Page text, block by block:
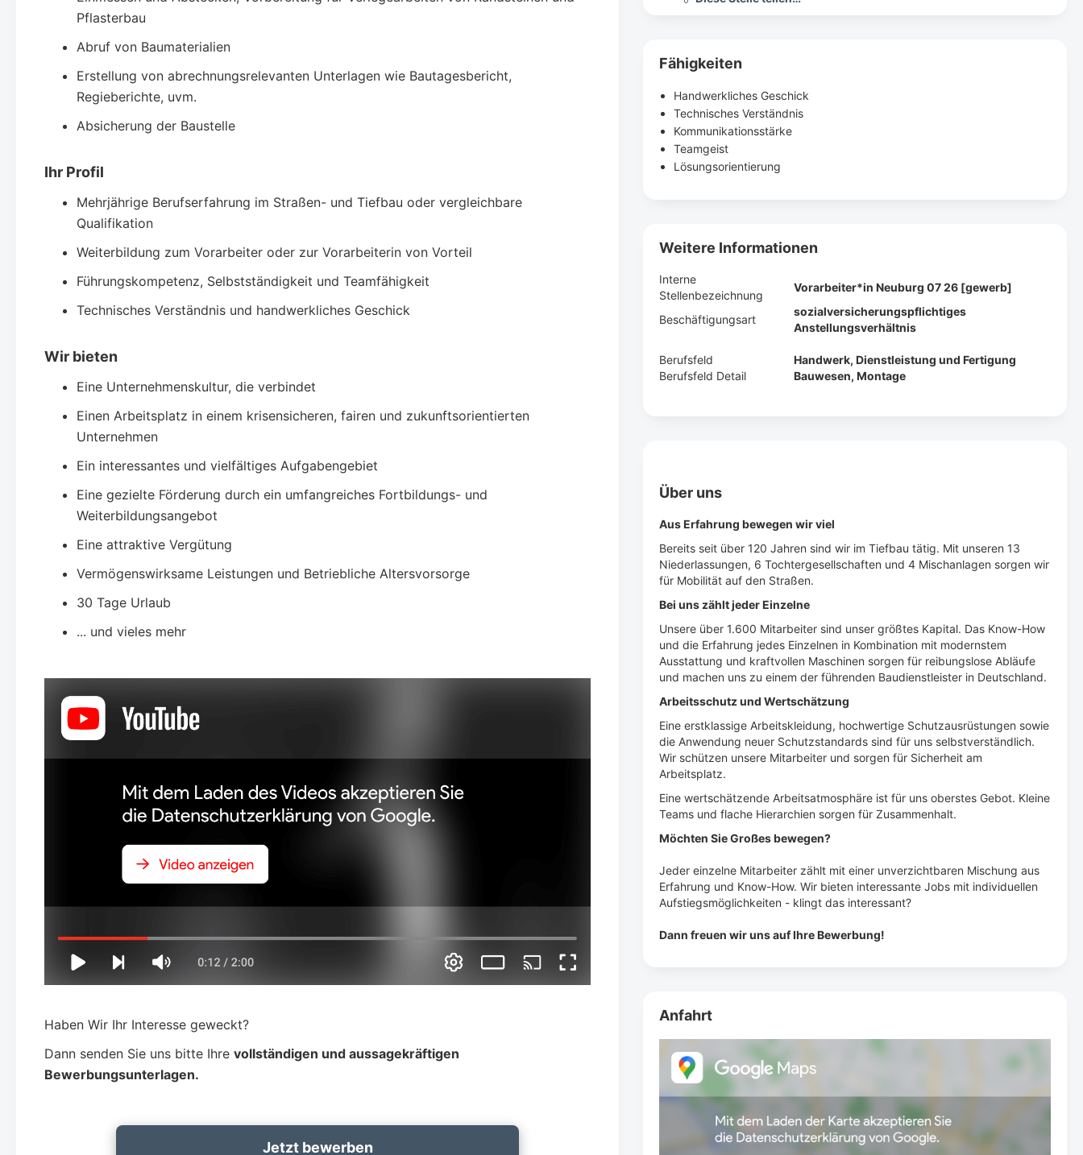
Pflasterbau
Abruf von Baumaterialien
Erstellung von abrechnungsrelevanten Unterlagen wie Bautagesbericht,
Regieberichte, uvm.
Absicherung der Baustelle
Ihr Profil
Mehrjährige Berufserfahrung im Straßen- und Tiefbau oder vergleichbare
Qualifikation
Weiterbildung zum Vorarbeiter oder zur Vorarbeiterin von Vorteil
Führungskompetenz, Selbstständigkeit und Teamfähigkeit
Technisches Verständnis und handwerkliches Geschick
Wir bieten
Eine Unternehmenskultur, die verbindet
Einen Arbeitsplatz in einem krisensicheren, fairen und zukunftsorientierten
Unternehmen
Ein interessantes und vielfältiges Aufgabengebiet
Eine gezielte Förderung durch ein umfangreiches Fortbildungs- und
Weiterbildungsangebot
Eine attraktive Vergütung
Vermögenswirksame Leistungen und Betriebliche Altersvorsorge
30 Tage Urlaub
... und vieles mehr
Haben Wir Ihr Interesse geweckt?
Dann senden Sie uns bitte Ihre vollständigen und aussagekräftigen
Bewerbungsunterlagen.
Jetzt bewerben
Fähigkeiten
Handwerkliches Geschick
Technisches Verständnis
Kommunikationsstärke
Teamgeist
Lösungsorientierung
Weitere Informationen
Interne
Stellenbezeichnung
Vorarbeiter*in Neuburg 07 26 [gewerb]
Beschäftigungsart
sozialversicherungspflichtiges
Anstellungsverhältnis
Berufsfeld
Handwerk, Dienstleistung und Fertigung
Berufsfeld Detail
Bauwesen, Montage
Über uns
Aus Erfahrung bewegen wir viel
Bereits seit über 120 Jahren sind wir im Tiefbau tätig. Mit unseren 13
Niederlassungen, 6 Tochtergesellschaften und 4 Mischanlagen sorgen wir
für Mobilität auf den Straßen.
Bei uns zählt jeder Einzelne
Unsere über 1.600 Mitarbeiter sind unser größtes Kapital. Das Know-How
und die Erfahrung jedes Einzelnen in Kombination mit modernstem
Ausstattung und kraftvollen Maschinen sorgen für reibungslose Abläufe
und machen uns zu einem der führenden Baudienstleister in Deutschland.
Arbeitsschutz und Wertschätzung
Eine erstklassige Arbeitskleidung, hochwertige Schutzausrüstungen sowie
die Anwendung neuer Schutzstandards sind für uns selbstverständlich.
Wir schützen unsere Mitarbeiter und sorgen für Sicherheit am
Arbeitsplatz.
Eine wertschätzende Arbeitsatmosphäre ist für uns oberstes Gebot. Kleine
Teams und flache Hierarchien sorgen für Zusammenhalt.
Möchten Sie Großes bewegen?
Jeder einzelne Mitarbeiter zählt mit einer unverzichtbaren Mischung aus
Erfahrung und Know-How. Wir bieten interessante Jobs mit individuellen
Aufstiegsmöglichkeiten - klingt das interessant?
Dann freuen wir uns auf Ihre Bewerbung!
Anfahrt